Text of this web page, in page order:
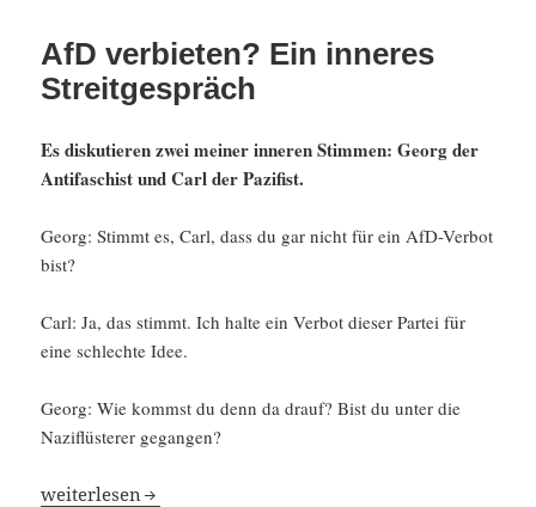
AfD verbieten? Ein inneres
Streitgespräch
Es disku­tieren zwei meiner inneren Stimmen: Georg der
Antifa­schist und Carl der Pazifist.
Georg: Stimmt es, Carl, dass du gar nicht für ein AfD-Verbot
bist?
Carl: Ja, das stimmt. Ich halte ein Verbot dieser Partei für
eine schlechte Idee.
Georg: Wie kommst du denn da drauf? Bist du unter die
Naziflüs­terer gegangen?
AfD verbieten? Ein inneres Streit­ge­spräch
weiter­lesen